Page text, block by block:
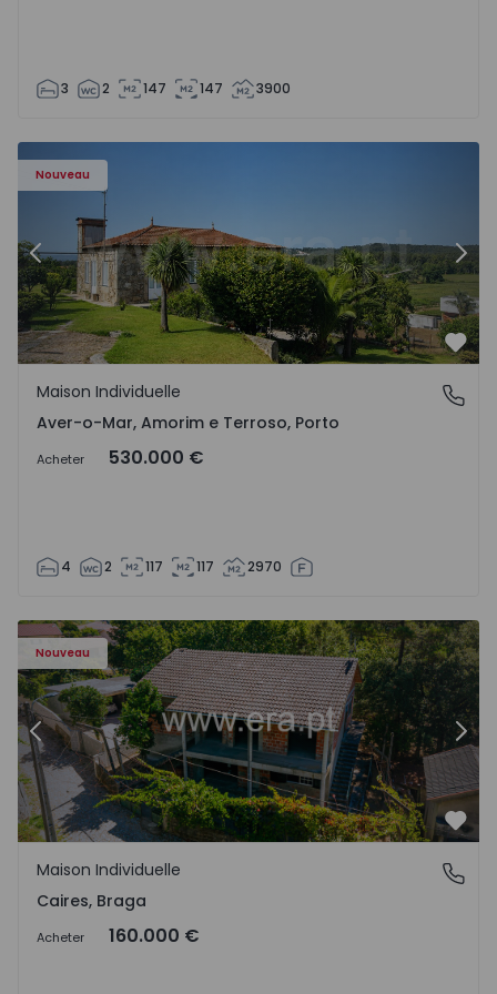
3 2 147 147 3900
Nouveau
e Terroso - 1575815 - 10
Maison Individuelle Póvoa de Varzim, Aver-o-Mar,
Précédent
Aver-o-Mar, Amorim e Terroso, Porto
Maison Individuelle
Aver-o-Mar, Amorim e Terroso, Porto
Acheter 530.000 €
4 2 117 117 2970
Nouveau
Maison T4 Amares, Caires - 1575619 - 1
Précédent
Caires, Braga
Maison Individuelle
Caires, Braga
Acheter 160.000 €